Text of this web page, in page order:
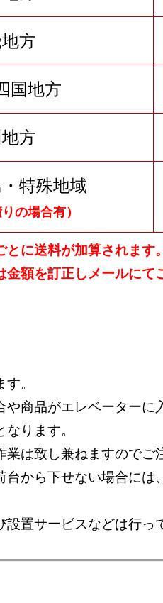
方
国地方
方
特殊地域
の場合有）
に送料が加算されます
金額を訂正しメールにて
。
商品がエレベーターに
ります。
は致し兼ねますのでご
から下せない場合には
置サービスなどは行っ